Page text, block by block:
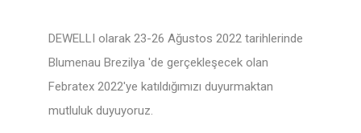
DEWELLI olarak 23-26 Ağustos 2022 tarihlerinde
Blumenau Brezilya 'de gerçekleşecek olan
Febratex 2022'ye katıldığımızı duyurmaktan
mutluluk duyuyoruz.